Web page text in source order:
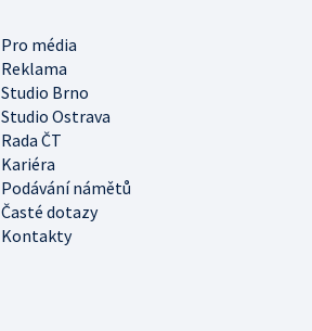
Pro média
Reklama
Studio Brno
Studio Ostrava
Rada ČT
Kariéra
Podávání námětů
Časté dotazy
Kontakty